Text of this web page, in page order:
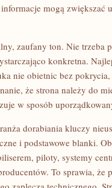
mogą zwiększać
zaufany ton. Nie trzeba
konkretna.
nie obietnic bez
że strona należy do
w sposób
dorabiania kluczy
i podstawowe blanki.
piloty, systemy
To sprawia, że